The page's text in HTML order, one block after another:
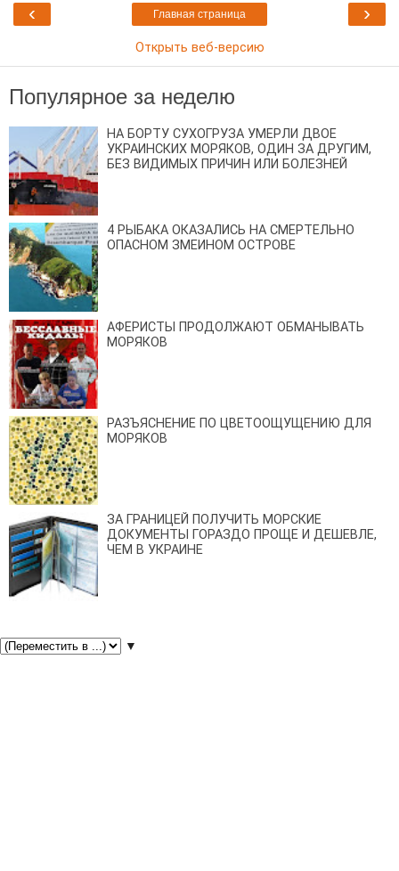
‹ ›
Главная страница
Открыть веб-версию
Популярное за неделю
НА БОРТУ СУХОГРУЗА УМЕРЛИ ДВОЕ
УКРАИНСКИХ МОРЯКОВ, ОДИН ЗА ДРУГИМ,
БЕЗ ВИДИМЫХ ПРИЧИН ИЛИ БОЛЕЗНЕЙ
4 РЫБАКА ОКАЗАЛИСЬ НА СМЕРТЕЛЬНО
ОПАСНОМ ЗМЕИНОМ ОСТРОВЕ
АФЕРИСТЫ ПРОДОЛЖАЮТ ОБМАНЫВАТЬ
МОРЯКОВ
РАЗЪЯСНЕНИЕ ПО ЦВЕТООЩУЩЕНИЮ ДЛЯ
МОРЯКОВ
ЗА ГРАНИЦЕЙ ПОЛУЧИТЬ МОРСКИЕ
ДОКУМЕНТЫ ГОРАЗДО ПРОЩЕ И ДЕШЕВЛЕ,
ЧЕМ В УКРАИНЕ
▼